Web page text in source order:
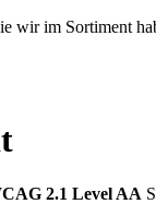
wir im Sortiment
2.1 Level AA